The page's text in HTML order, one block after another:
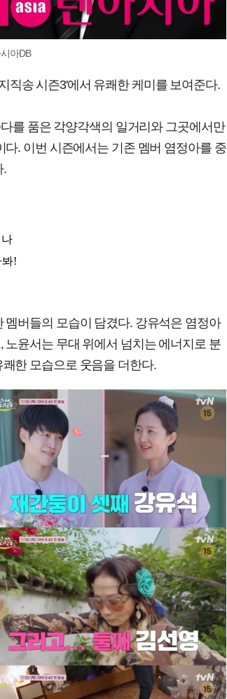
아DB
직송 시즌3'에서 유쾌한 케미를 보여준다.
를 품은 각양각색의 일거리와 그곳에서만
. 이번 시즌에서는 기존 멤버 염정아를 중
.
버들의 모습이 담겼다. 강유석은 염정아
윤서는 무대 위에서 넘치는 에너지로 분
한 모습으로 웃음을 더한다.